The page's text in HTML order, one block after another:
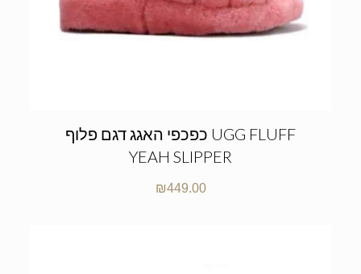
כפכפי האגג דגם פלוף UGG FLUFF
YEAH SLIPPER
₪449.00